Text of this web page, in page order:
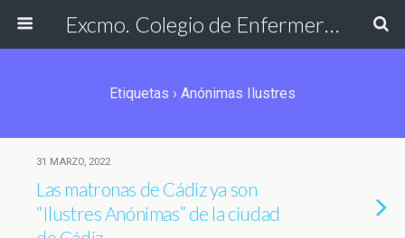
Excmo. Colegio de Enfermería de Cádiz
Etiquetas › Anónimas Ilustres
31 MARZO, 2022
Las matronas de Cádiz ya son
“Ilustres Anónimas” de la ciudad